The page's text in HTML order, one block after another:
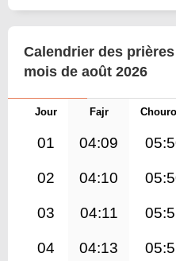
Calendrier des
mois de août 2026
Jour Fajr
01 04:09
02 04:10
03 04:11
04 04:13